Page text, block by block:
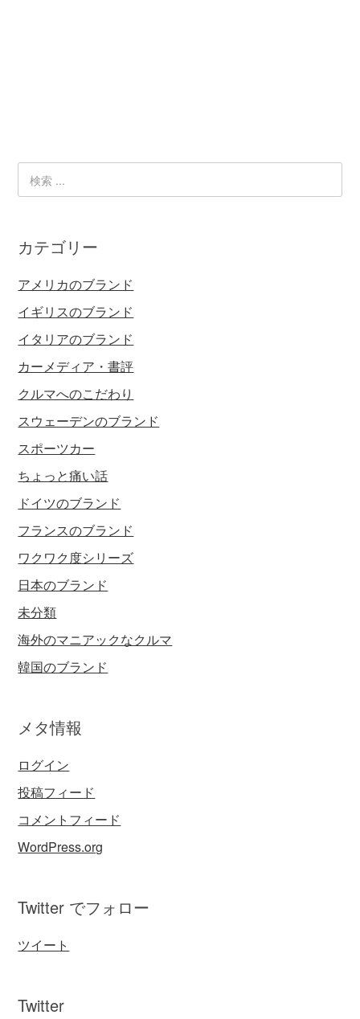
カテゴリー
アメリカのブランド
イギリスのブランド
イタリアのブランド
カーメディア・書評
クルマへのこだわり
スウェーデンのブランド
スポーツカー
ちょっと痛い話
ドイツのブランド
フランスのブランド
ワクワク度シリーズ
日本のブランド
未分類
海外のマニアックなクルマ
韓国のブランド
メタ情報
ログイン
投稿フィード
コメントフィード
WordPress.org
Twitter でフォロー
ツイート
Twitter